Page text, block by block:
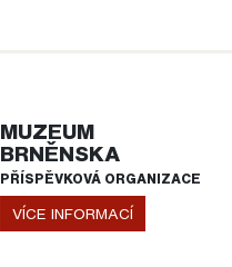
MUZEUM
BRNĚNSKA
PŘÍSPĚVKOVÁ ORGANIZACE
VÍCE INFORMACÍ